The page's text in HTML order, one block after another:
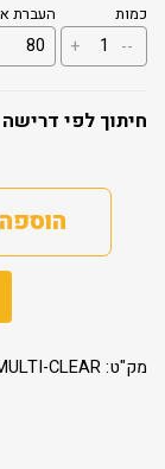
כמות
--
כמות
של
+
העברת
חיתוך לפי דרישה
מק"ט:CLEAR